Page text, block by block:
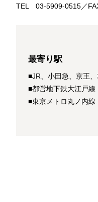
TEL 03-5909-0515／
最寄り駅
■JR、小田急、京王
■都営地下鉄大江戸
■東京メトロ丸ノ内